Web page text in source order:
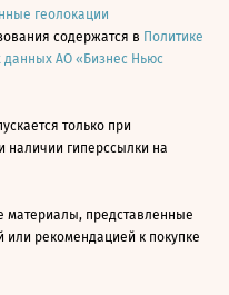
геолокации
содержатся в Политике
данных АО «Бизнес Ньюс
только при
наличии гиперссылки на
материалы, представленные
рекомендацией к покупке